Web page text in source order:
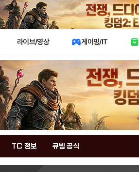
라이브/영상 게이밍/IT
TC 정보 큐빙 공식